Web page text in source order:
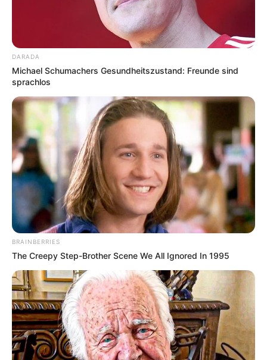
DARADA
Michael Schumachers Gesundheitszustand: Freunde sind
sprachlos
BRAINBERRIES
The Creepy Step-Brother Scene We All Ignored In 1995